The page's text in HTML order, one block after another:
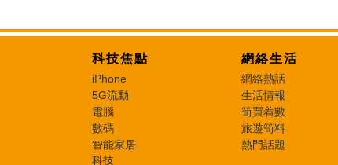
科技焦點
iPhone
5G流動
電腦
數碼
智能家居
科技
網絡生活
網絡熱話
生活情報
筍買着數
旅遊筍料
熱門話題